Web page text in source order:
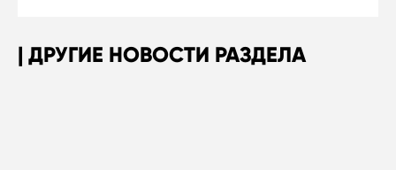
ДРУГИЕ НОВОСТИ РАЗДЕЛА